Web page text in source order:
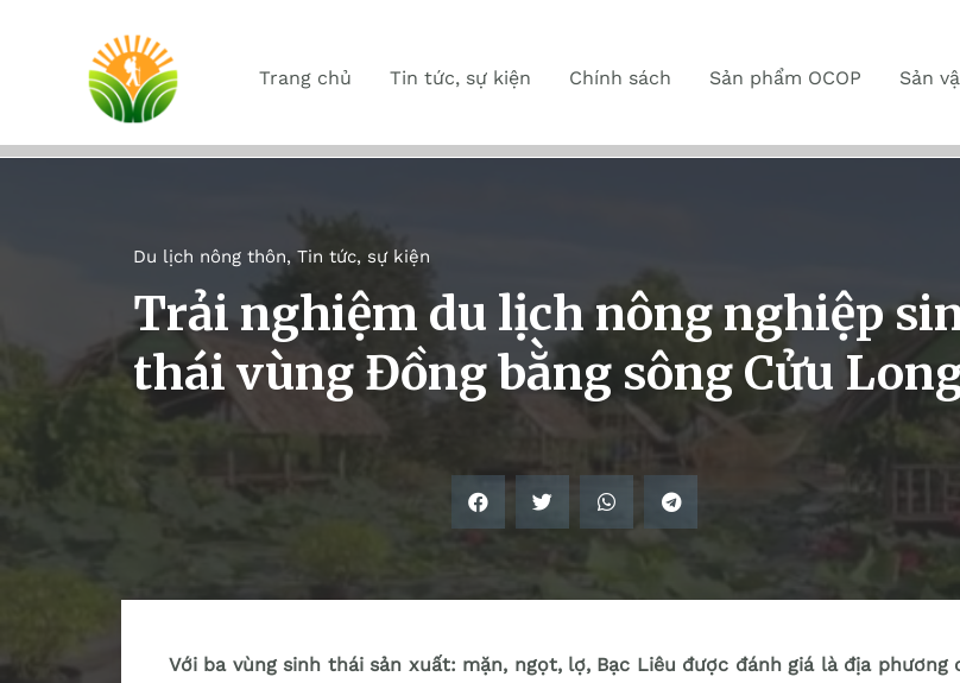
Trang chủ Tin tức, sự kiện Chính sách Sản phẩm OCOP Sản
Du lịch nông thôn, Tin tức, sự kiện
Trải nghiệm du lịch nông nghiệp
thái vùng Đồng bằng sông Cửu
Với ba vùng sinh thái sản xuất: mặn, ngọt, lợ, Bạc Liêu được đánh giá là địa phương